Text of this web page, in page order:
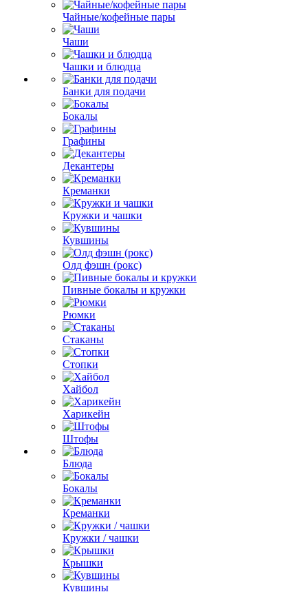
Чайные/кофейные пары
Чаши
Чашки и блюдца
Банки для подачи
Бокалы
Графины
Декантеры
Креманки
Кружки и чашки
Кувшины
Олд фэшн (рокс)
Пивные бокалы и кружки
Рюмки
Стаканы
Стопки
Хайбол
Харикейн
Штофы
Блюда
Бокалы
Креманки
Кружки / чашки
Крышки
Кувшины